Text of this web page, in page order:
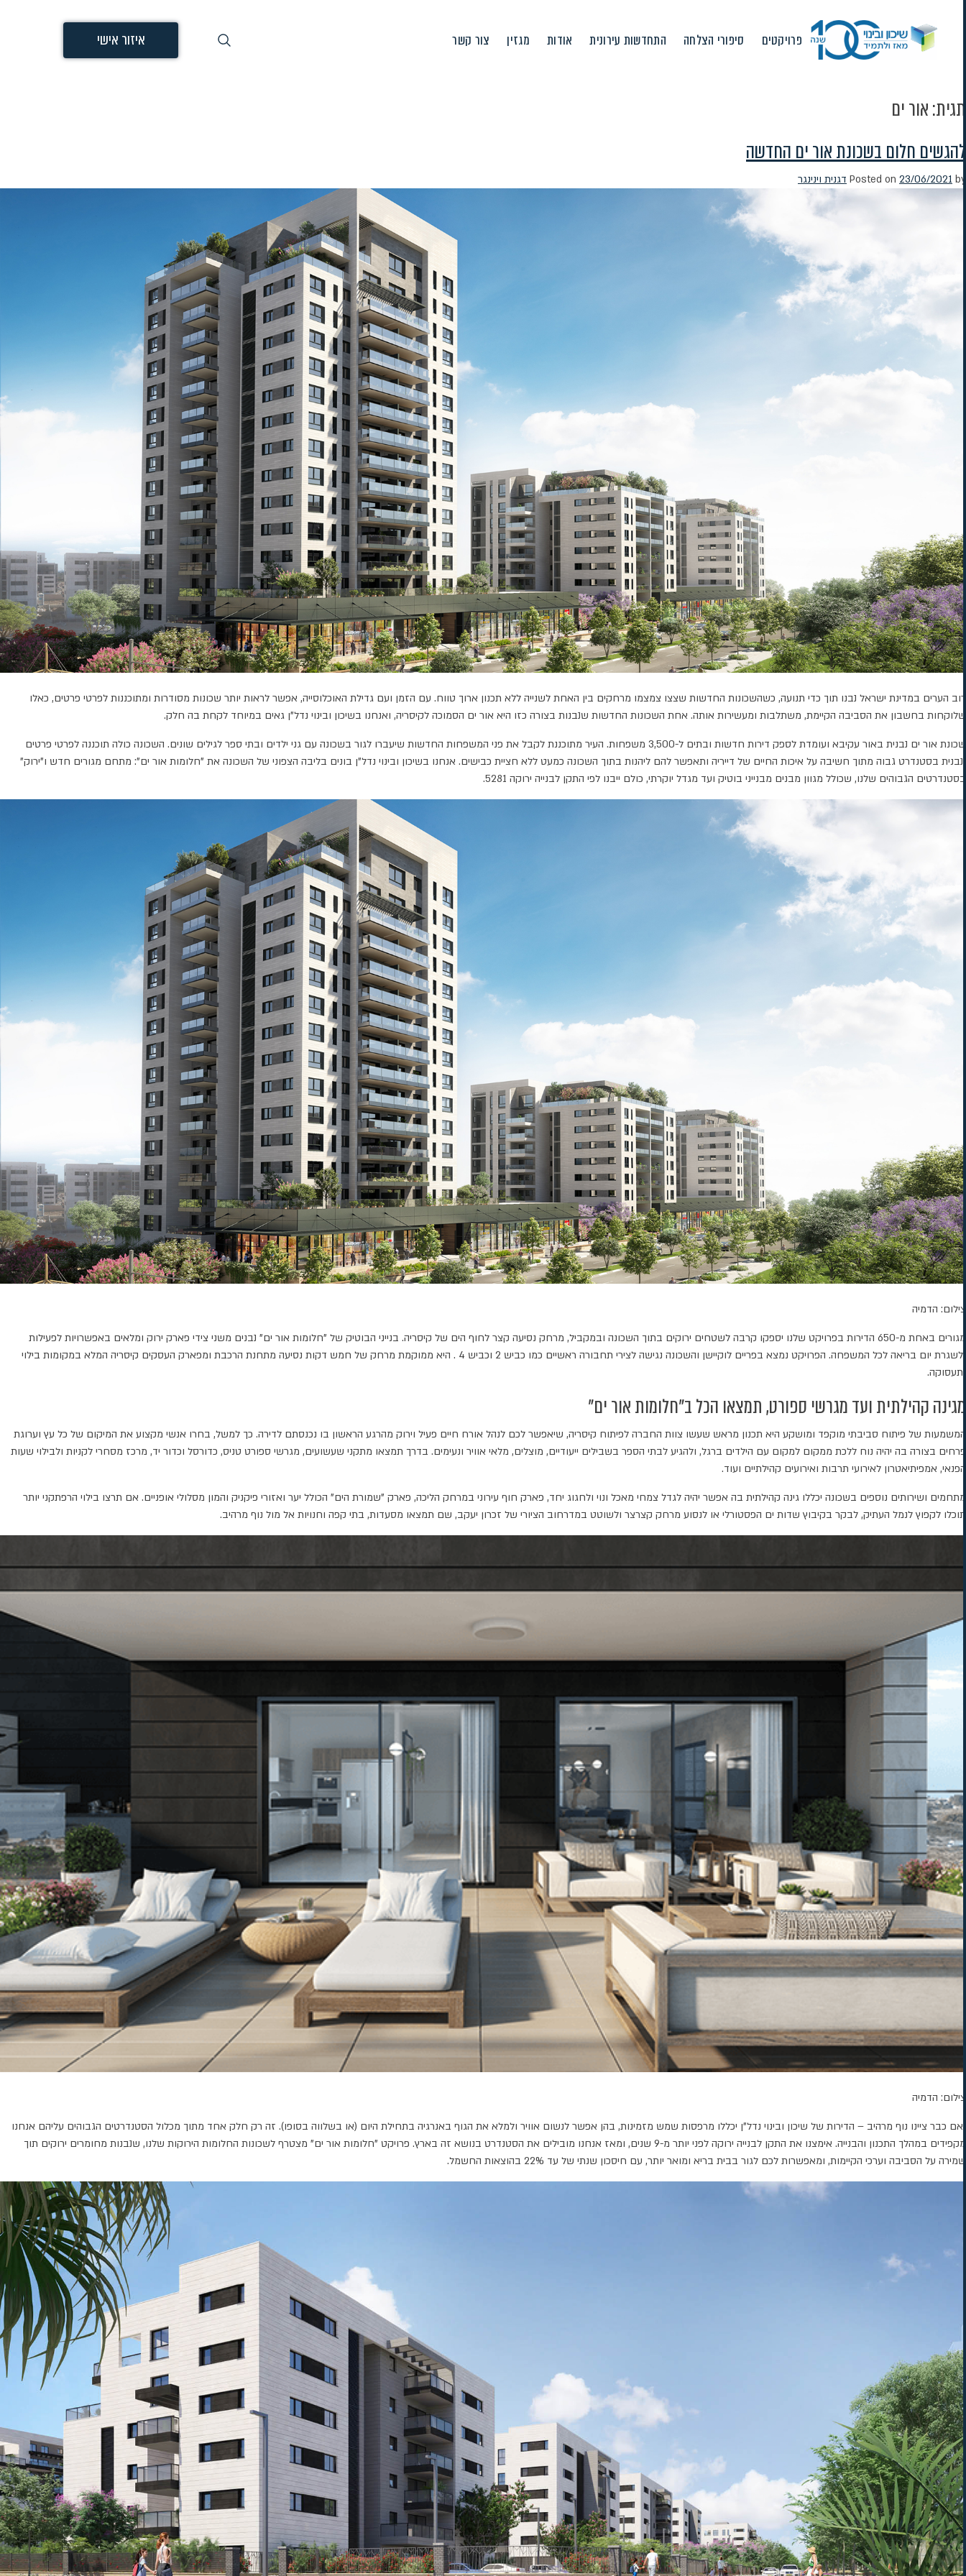
content
פרויקטים סיפורי הצלחה התחדשות עירונית אודות מגזין צור קשר איזור אישי חיפוש
תגית:אור ים
להגשים חלום בשכונת אור ים החדשה
Posted on 23/06/2021 by דגנית וינינגר
רוב הערים במדינת ישראל נבנו תוך כדי תנועה, כשהשכונות החדשות שצצו צמצמו מרחקים בין האחת לשנייה ללא תכנון ארוך טווח. עם הזמן ועם גדילת האוכלוסייה, אפשר לראות יותר שכונות מסודרות ומתוכננות לפרטי פרטים, כאלו
שלוקחות בחשבון את הסביבה הקיימת, משתלבות ומעשירות אותה. אחת השכונות החדשות שנבנות בצורה כזו היא אור ים הסמוכה לקיסריה, ואנחנו בשיכון ובינוי נדל"ן גאים במיוחד לקחת בה חלק.
שכונת אור ים נבנית באור עקיבא ועומדת לספק דירות חדשות ובתים ל-3,500 משפחות. העיר מתוכננת לקבל את פני המשפחות החדשות שיעברו לגור בשכונה עם גני ילדים ובתי ספר לגילים שונים. השכונה כולה תוכננה לפרטי פרטים
ונבנית בסטנדרט גבוה מתוך חשיבה על איכות החיים של דייריה ותאפשר להם ליהנות בתוך השכונה כמעט ללא חציית כבישים. אנחנו בשיכון ובינוי נדל"ן בונים בליבה הצפוני של השכונה את "חלומות אור ים": מתחם מגורים חדש ו"ירוק"
בסטנדרטים הגבוהים שלנו, שכולל מגוון מבנים מבנייני בוטיק ועד מגדל יוקרתי, כולם ייבנו לפי התקן לבנייה ירוקה 5281.
צילום: הדמיה
מגורים באחת מ-650 הדירות בפרויקט שלנו יספקו קרבה לשטחים ירוקים בתוך השכונה ובמקביל, מרחק נסיעה קצר לחוף הים של קיסריה. בנייני הבוטיק של "חלומות אור ים" נבנים משני צידי פארק ירוק ומלאים באפשרויות לפעילות
ולשגרת יום בריאה לכל המשפחה. הפרויקט נמצא בפריים לוקיישן והשכונה נגישה לצירי תחבורה ראשיים כמו כביש 2 וכביש 4 . היא ממוקמת מרחק של חמש דקות נסיעה מתחנת הרכבת ומפארק העסקים קיסריה המלא במקומות בילוי
ותעסוקה.
מגינה קהילתית ועד מגרשי ספורט, תמצאו הכל ב"חלומות אור ים"
המשמעות של פיתוח סביבתי מוקפד ומושקע היא תכנון מראש שעשו צוות החברה לפיתוח קיסריה, שיאפשר לכם לנהל אורח חיים פעיל וירוק מהרגע הראשון בו נכנסתם לדירה. כך למשל, בחרו אנשי מקצוע את המיקום של כל עץ וערוגת
פרחים בצורה בה יהיה נוח ללכת ממקום למקום עם הילדים ברגל, ולהגיע לבתי הספר בשבילים ייעודיים, מוצלים, מלאי אוויר ונעימים. בדרך תמצאו מתקני שעשועים, מגרשי ספורט טניס, כדורסל וכדור יד, מרכז מסחרי לקניות ולבילוי שעות
הפנאי, אמפיתיאטרון לאירועי תרבות ואירועים קהילתיים ועוד.
מתחמים ושירותים נוספים בשכונה יכללו גינה קהילתית בה אפשר יהיה לגדל צמחי מאכל ונוי ולחגוג יחד, פארק חוף עירוני במרחק הליכה, פארק "שמורת הים" הכולל יער ואזורי פיקניק והמון מסלולי אופניים. אם תרצו בילוי הרפתקני יותר
תוכלו לקפוץ לנמל העתיק, לבקר בקיבוץ שדות ים הפסטורלי או לנסוע מרחק קצרצר ולשוטט במדרחוב הציורי של זכרון יעקב, שם תמצאו מסעדות, בתי קפה וחנויות אל מול נוף מרהיב.
צילום: הדמיה
ואם כבר ציינו נוף מרהיב – הדירות של שיכון ובינוי נדל"ן יכללו מרפסות שמש מזמינות, בהן אפשר לנשום אוויר ולמלא את הגוף באנרגיה בתחילת היום (או בשלווה בסופו). זה רק חלק אחד מתוך מכלול הסטנדרטים הגבוהים עליהם אנחנו
מקפידים במהלך התכנון והבנייה. אימצנו את התקן לבנייה ירוקה לפני יותר מ-9 שנים, ומאז אנחנו מובילים את הסטנדרט בנושא זה בארץ. פרויקט "חלומות אור ים" מצטרף לשכונות החלומות הירוקות שלנו, שנבנות מחומרים ירוקים תוך
שמירה על הסביבה וערכי הקיימות, ומאפשרות לכם לגור בבית בריא ומואר יותר, עם חיסכון שנתי של עד 22% בהוצאות החשמל.